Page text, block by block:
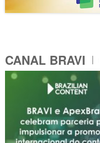
CANAL BRAVI